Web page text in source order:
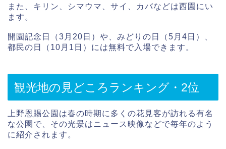
また、キリン、シマウマ、サイ、カバなどは西園にい
ます。
開園記念日（3月20日）や、みどりの日（5月4日）、
都民の日（10月1日）には無料で入場できます。
観光地の見どころランキング・2位
上野恩賜公園は春の時期に多くの花見客が訪れる有名
な公園で、その光景はニュース映像などで毎年のよう
に紹介されます。